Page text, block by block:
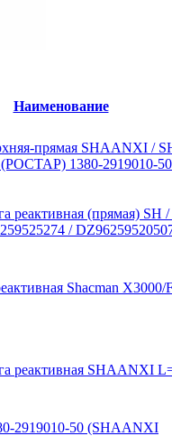
Наименование
прямая SHAANXI /
1380-2919010-50
реактивная (прямая) SH /
/
Shacman X3000/
реактивная SHAANXI
2919010-50 (SHAANXI